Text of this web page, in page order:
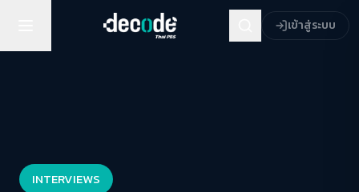
เข้าสู่ระบบ
INTERVIEWS